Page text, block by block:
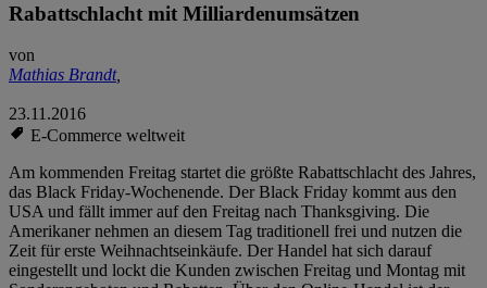
Rabattschlacht mit Milliardenumsätzen
von
Mathias Brandt,
23.11.2016
E-Commerce weltweit
Am kommenden Freitag startet die größte Rabattschlacht des Jahres,
das Black Friday-Wochenende. Der Black Friday kommt aus den
USA und fällt immer auf den Freitag nach Thanksgiving. Die
Amerikaner nehmen an diesem Tag traditionell frei und nutzen die
Zeit für erste Weihnachtseinkäufe. Der Handel hat sich darauf
eingestellt und lockt die Kunden zwischen Freitag und Montag mit